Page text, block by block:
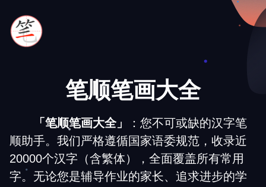
笔顺笔画大全
「笔顺笔画大全」
：您不可或缺的汉字笔
顺助手。我们严格遵循国家语委规范，收录近
20000个汉字（含繁体），全面覆盖所有常用
字。无论您是辅导作业的家长、追求进步的学